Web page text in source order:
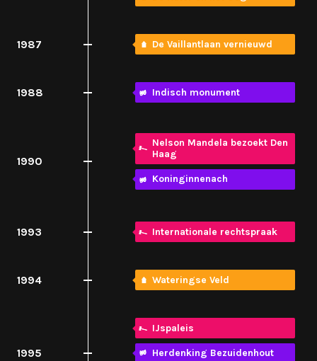
1987 De Vaillantlaan vernieuwd
1988 Indisch monument
1990
Nelson Mandela bezoekt Den
Haag
Koninginnenach
1993 Internationale rechtspraak
1994 Wateringse Veld
1995
IJspaleis
Herdenking Bezuidenhout